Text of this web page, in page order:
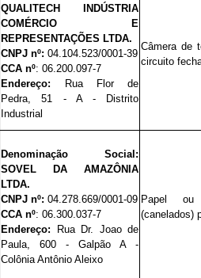
QUALITECH INDÚSTRIA
COMÉRCIO E
REPRESENTAÇÕES LTDA.
CNPJ nº:04.104.523/0001-39
CCA nº:06.200.097-7
Endereço:
Rua Flor de
Pedra, 51 - A - Distrito
Industrial
Câmera de
circuito
Denominação Social:
SOVEL DA AMAZÔNIA
LTDA.
CNPJ nº:04.278.669/0001-09
CCA nº:06.300.037-7
Endereço:
Rua Dr. Joao de
Paula, 600 - Galpão A -
Colônia Antônio Aleixo
Papel ou
(canelados)